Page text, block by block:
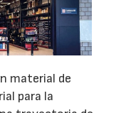
material de
para la